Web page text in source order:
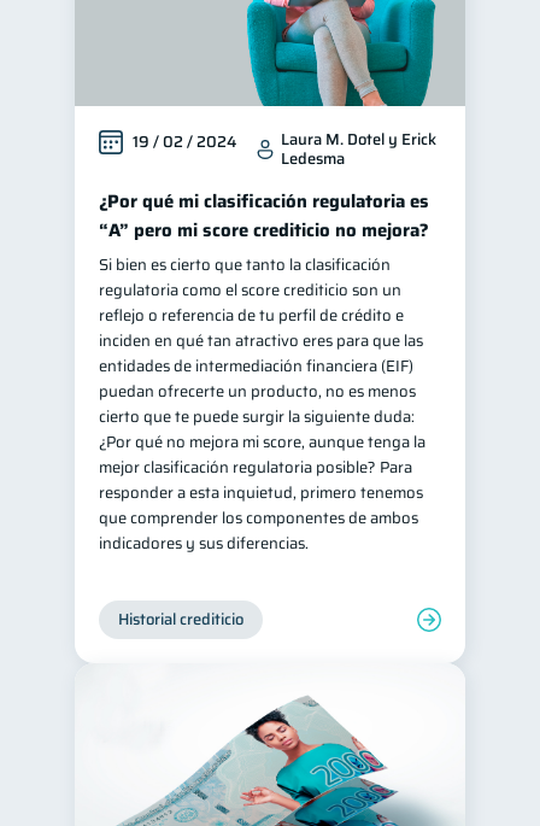
19 / 02 / 2024 Laura M. Dotel y Erick
Ledesma
¿Por qué mi clasificación regulatoria es
“A” pero mi score crediticio no mejora?
Si bien es cierto que tanto la clasificación
regulatoria como el score crediticio son un
reflejo o referencia de tu perfil de crédito e
inciden en qué tan atractivo eres para que las
entidades de intermediación financiera (EIF)
puedan ofrecerte un producto, no es menos
cierto que te puede surgir la siguiente duda:
¿Por qué no mejora mi score, aunque tenga la
mejor clasificación regulatoria posible? Para
responder a esta inquietud, primero tenemos
que comprender los componentes de ambos
indicadores y sus diferencias.
Historial crediticio